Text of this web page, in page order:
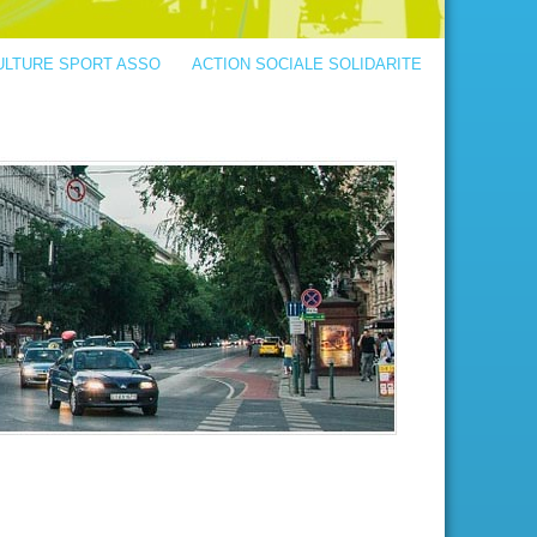
SPORT ASSO ACTION SOCIALE SOLIDARITE